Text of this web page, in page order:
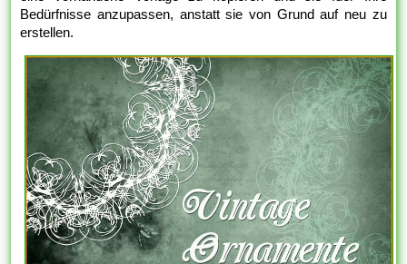
Bedürfnisse anzupassen, anstatt sie von Grund auf neu zu
erstellen.